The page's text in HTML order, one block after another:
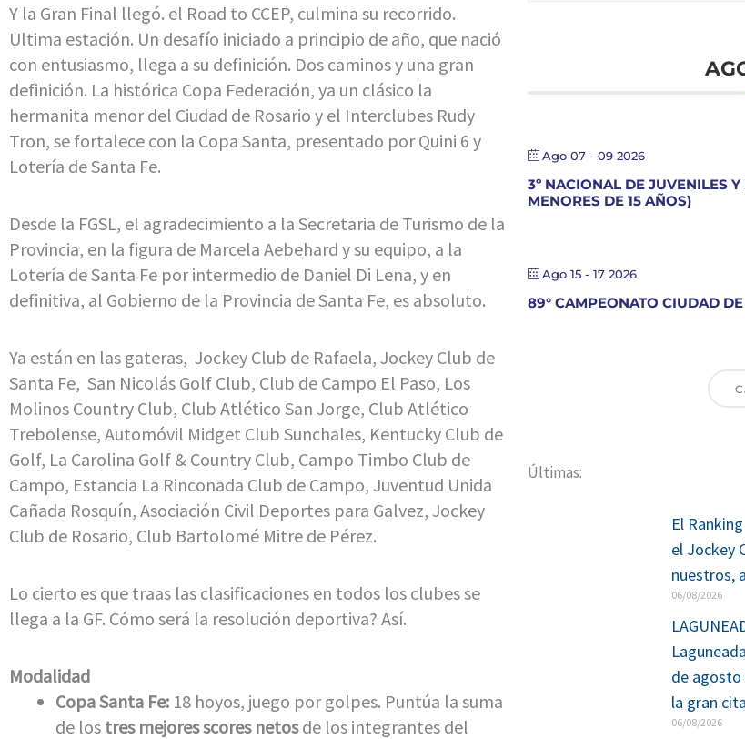
Y la Gran Final llegó. el Road to CCEP, culmina su recorrido.
Ultima estación. Un desafío iniciado a principio de año, que nació
con entusiasmo, llega a su definición. Dos caminos y una gran
definición. La histórica Copa Federación, ya un clásico la
hermanita menor del Ciudad de Rosario y el Interclubes Rudy
Tron, se fortalece con la Copa Santa, presentado por Quini 6 y
Lotería de Santa Fe.
Desde la FGSL, el agradecimiento a la Secretaria de Turismo de la
Provincia, en la figura de Marcela Aebehard y su equipo, a la
Lotería de Santa Fe por intermedio de Daniel Di Lena, y en
definitiva, al Gobierno de la Provincia de Santa Fe, es absoluto.
Ya están en las gateras, Jockey Club de Rafaela, Jockey Club de
Santa Fe, San Nicolás Golf Club, Club de Campo El Paso, Los
Molinos Country Club, Club Atlético San Jorge, Club Atlético
Trebolense, Automóvil Midget Club Sunchales, Kentucky Club de
Golf, La Carolina Golf & Country Club, Campo Timbo Club de
Campo, Estancia La Rinconada Club de Campo, Juventud Unida
Cañada Rosquín, Asociación Civil Deportes para Galvez, Jockey
Club de Rosario, Club Bartolomé Mitre de Pérez.
Lo cierto es que traas las clasificaciones en todos los clubes se
llega a la GF. Cómo será la resolución deportiva? Así.
Modalidad
Copa Santa Fe: 18 hoyos, juego por golpes. Puntúa la suma
de los tres mejores scores netosde los integrantes del
Ago 07 - 09 2026
3º NACIONAL DE JUVENILES
MENORES DE 15 AÑOS)
Ago 15 - 17 2026
89° CAMPEONATO CIUDAD
Últimas:
El
el Jockey
nuestros,
06/08/2026
de agosto
la gran cita
06/08/2026